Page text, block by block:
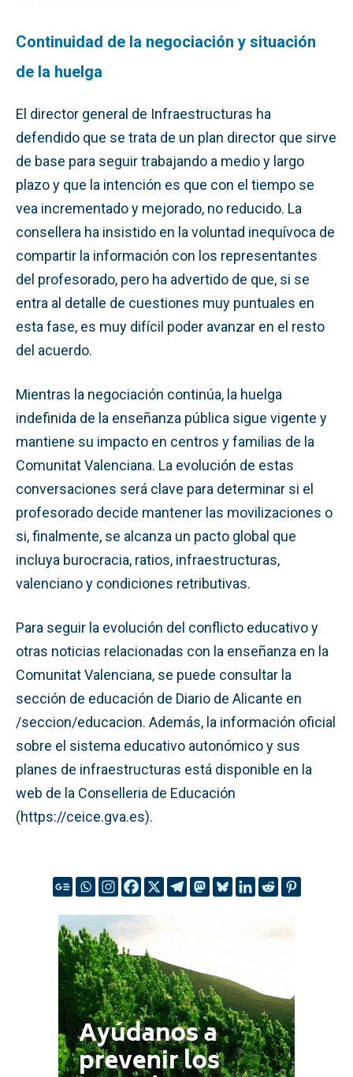
Continuidad de la negociación y situación
de la huelga
El director general de Infraestructuras ha
defendido que se trata de un plan director que sirve
de base para seguir trabajando a medio y largo
plazo y que la intención es que con el tiempo se
vea incrementado y mejorado, no reducido. La
consellera ha insistido en la voluntad inequívoca de
compartir la información con los representantes
del profesorado, pero ha advertido de que, si se
entra al detalle de cuestiones muy puntuales en
esta fase, es muy difícil poder avanzar en el resto
del acuerdo.
Mientras la negociación continúa, la huelga
indefinida de la enseñanza pública sigue vigente y
mantiene su impacto en centros y familias de la
Comunitat Valenciana. La evolución de estas
conversaciones será clave para determinar si el
profesorado decide mantener las movilizaciones o
si, finalmente, se alcanza un pacto global que
incluya burocracia, ratios, infraestructuras,
valenciano y condiciones retributivas.
Para seguir la evolución del conflicto educativo y
otras noticias relacionadas con la enseñanza en la
Comunitat Valenciana, se puede consultar la
sección de educación de Diario de Alicante en
/seccion/educacion. Además, la información oficial
sobre el sistema educativo autonómico y sus
planes de infraestructuras está disponible en la
web de la Conselleria de Educación
(https://ceice.gva.es).